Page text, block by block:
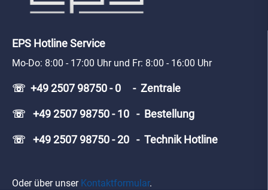
EPS Hotline Service
Mo-Do: 8:00 - 17:00 Uhr und Fr: 8:00 - 16:00 Uhr
☏ +49 2507 98750 - 0 - Zentrale
☏ +49 2507 98750 - 10 - Bestellung
☏ +49 2507 98750 - 20 - Technik Hotline
Oder über unser Kontaktformular.